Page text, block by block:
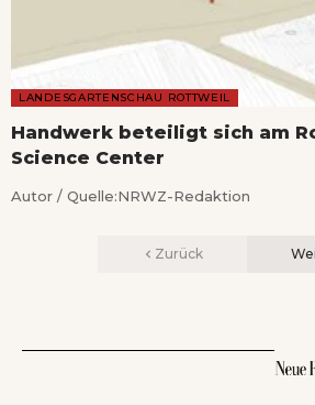
LANDESGARTENSCHAU ROTTWEIL
Handwerk beteiligt sich am
Science Center
Autor / Quelle:NRWZ-Redaktion
Zurück